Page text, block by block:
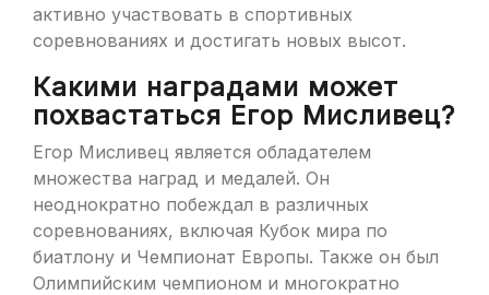
активно участвовать в спортивных
соревнованиях и достигать новых высот.
Какими наградами может
похвастаться Егор Мисливец?
Егор Мисливец является обладателем
множества наград и медалей. Он
неоднократно побеждал в различных
соревнованиях, включая Кубок мира по
биатлону и Чемпионат Европы. Также он был
Олимпийским чемпионом и многократно